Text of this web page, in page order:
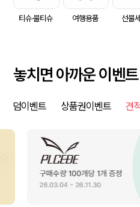
티슈·물티슈 여행용품 선물
놓치면 아까운 이벤트
덤이벤트 상품권이벤트 견